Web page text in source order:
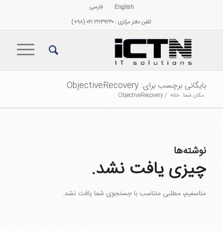
English
فارسی
تلفن دفتر مرکزی : ۲۲۱۳۹۲۳۰ ۰۲۱ (۹۸+)
بایگانی برچسب برای: ObjectiveRecovery
مکان شما: خانه /
ObjectiveRecovery
نوشته‌ها
چیزی یافت نشد.
متاسفیم، مطلبی متناسب با جستجوی شما یافت نشد.